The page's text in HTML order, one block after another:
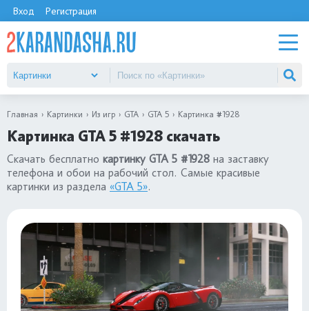
Вход Регистрация
Главная Картинки Из игр GTA GTA 5 Картинка #1928
Картинка GTA 5 #1928 скачать
Скачать бесплатно картинку GTA 5 #1928 на заставку
телефона и обои на рабочий стол. Самые красивые
картинки из раздела «GTA 5».